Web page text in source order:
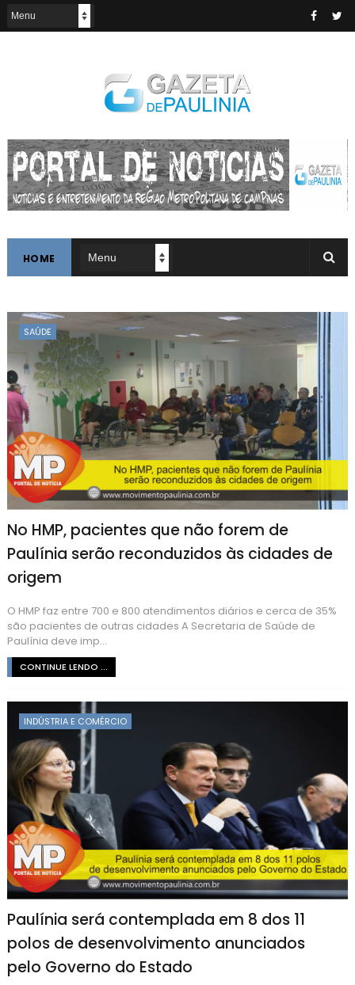
HOME
SAÚDE
No HMP, pacientes que não forem de
Paulínia serão reconduzidos às cidades de
origem
O HMP faz entre 700 e 800 atendimentos diários e cerca de 35%
são pacientes de outras cidades A Secretaria de Saúde de
Paulínia deve imp...
CONTINUE LENDO ...
INDÚSTRIA E COMÉRCIO
Paulínia será contemplada em 8 dos 11
polos de desenvolvimento anunciados
pelo Governo do Estado